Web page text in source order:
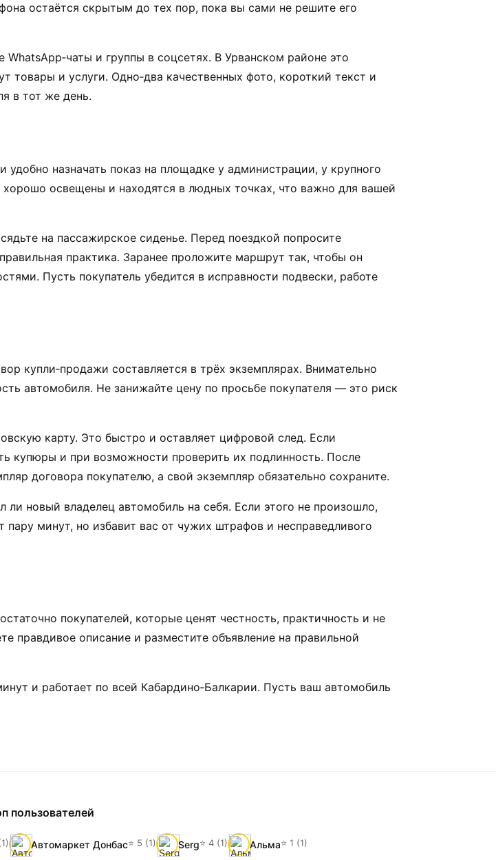
остаётся скрытым до тех пор, пока вы сами не решите его
и группы в соцсетях. В Урванском районе это
товары и услуги. Одно‑два качественных фото, короткий текст и
в тот же день.
назначать показ на площадке у администрации, у крупного
освещены и находятся в людных точках, что важно для вашей
на пассажирское сиденье. Перед поездкой попросите
практика. Заранее проложите маршрут так, чтобы он
Пусть покупатель убедится в исправности подвески, работе
купли‑продажи составляется в трёх экземплярах. Внимательно
автомобиля. Не занижайте цену по просьбе покупателя — это риск
карту. Это быстро и оставляет цифровой след. Если
купюры и при возможности проверить их подлинность. После
договора покупателю, а свой экземпляр обязательно сохраните.
ли новый владелец автомобиль на себя. Если этого не произошло,
минут, но избавит вас от чужих штрафов и несправедливого
покупателей, которые ценят честность, практичность и не
правдивое описание и разместите объявление на правильной
и работает по всей Кабардино‑Балкарии. Пусть ваш автомобиль
пользователей
Автомаркет Донбас⭐ 5 (1) Serg⭐ 4 (1) Альма⭐ 1 (1)